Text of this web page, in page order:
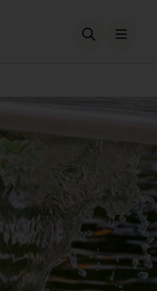
Suche